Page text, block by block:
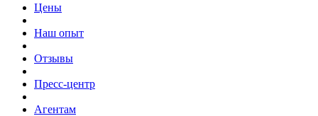
Цены
Наш опыт
Отзывы
Пресс-центр
Агентам